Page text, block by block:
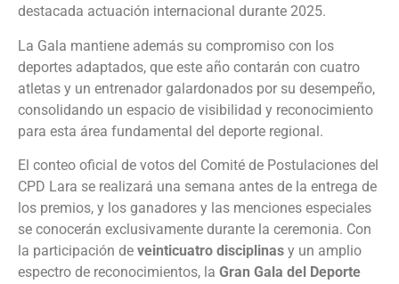
destacada actuación internacional durante 2025.
La Gala mantiene además su compromiso con los
deportes adaptados, que este año contarán con cuatro
atletas y un entrenador galardonados por su desempeño,
consolidando un espacio de visibilidad y reconocimiento
para esta área fundamental del deporte regional.
El conteo oficial de votos del Comité de Postulaciones del
CPD Lara se realizará una semana antes de la entrega de
los premios, y los ganadores y las menciones especiales
se conocerán exclusivamente durante la ceremonia. Con
la participación de veinticuatro disciplinas y un amplio
espectro de reconocimientos, la Gran Gala del Deporte